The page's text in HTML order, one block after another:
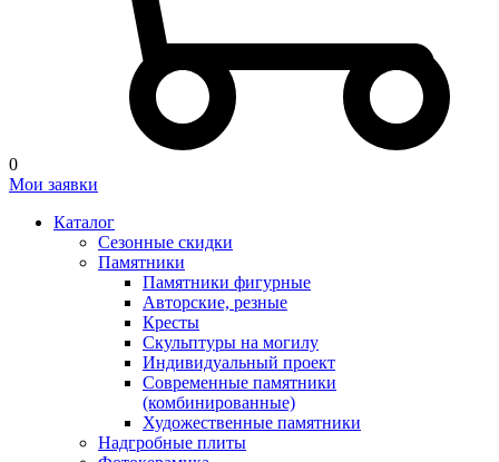
0
Мои заявки
Каталог
Сезонные скидки
Памятники
Памятники фигурные
Авторские, резные
Кресты
Скульптуры на могилу
Индивидуальный проект
Современные памятники
(комбинированные)
Художественные памятники
Надгробные плиты